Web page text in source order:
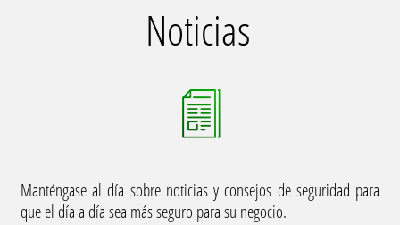
Noticias
Manténgase al día sobre noticias y consejos de seguridad para
que el día a día sea más seguro para su negocio.